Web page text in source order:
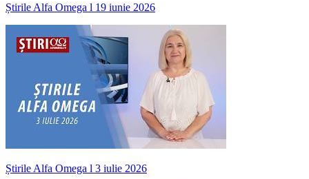
Știrile Alfa Omega l 19 iunie 2026
Știrile Alfa Omega l 3 iulie 2026